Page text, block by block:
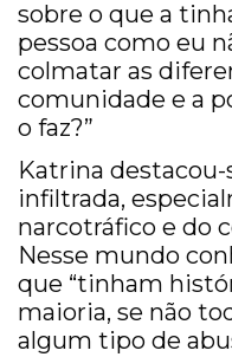
sobre o que a
pessoa como eu
colmatar as
comunidade e a
o faz?”
Katrina
infiltrada,
narcotráfico e do
Nesse mundo
que “tinham
maioria, se não
algum tipo de